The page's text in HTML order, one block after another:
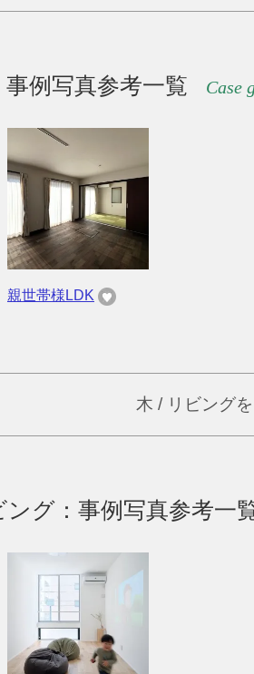
例写真参考一覧 Case
親世帯様LDK
木 / リビング
グ：事例写真参考一